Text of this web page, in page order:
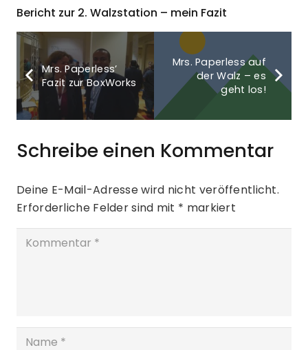
Bericht zur 2. Walzstation – mein Fazit
Mrs. Paperless’
Fazit zur BoxWorks
Mrs. Paperless auf
der Walz – es
geht los!
Schreibe einen Kommentar
Deine E-Mail-Adresse wird nicht veröffentlicht.
Erforderliche Felder sind mit * markiert